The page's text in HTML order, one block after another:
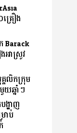
រឿង
Barack
អាស្រូវ
គលិកក្រុម
យឆ្នាំៗ
ង្ហាញ
ាប់